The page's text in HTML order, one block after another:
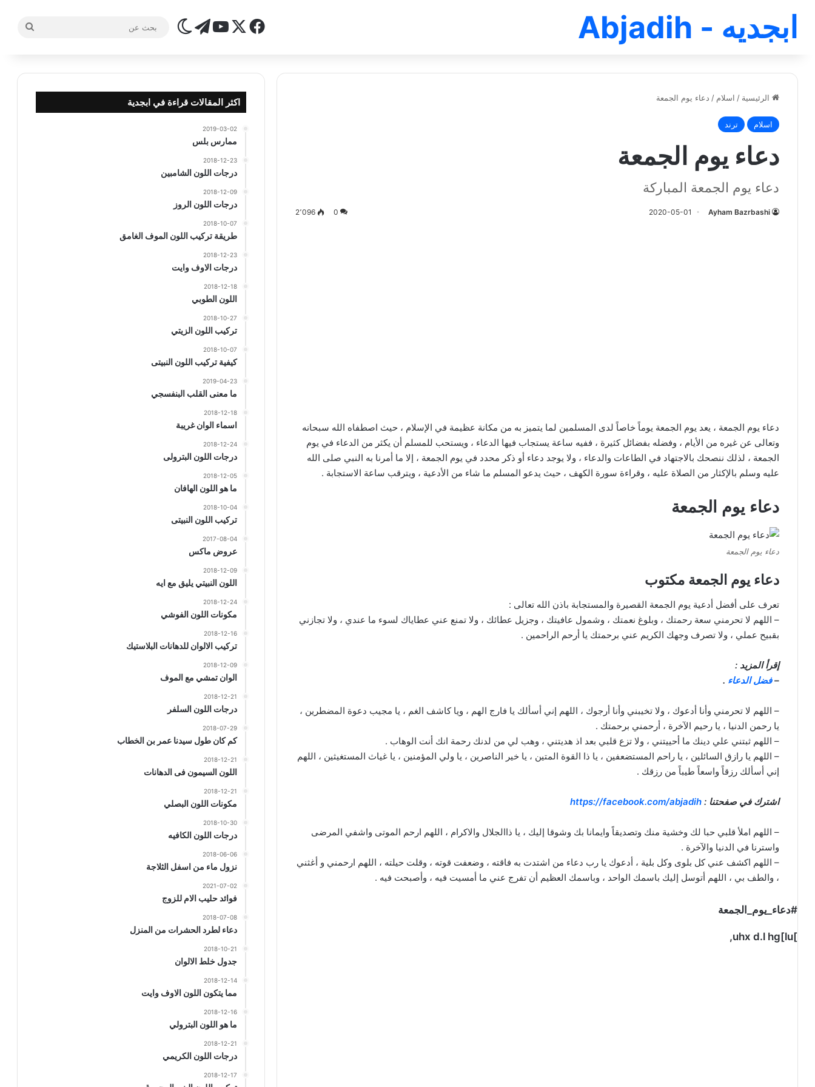
ابجديه - Abjadih فيسبوك
‫X
‫YouTube
تيلقرامالوضع المظلم
الرئيسية / اسلام / دعاء يوم الجمعة
اسلام ترند
دعاء يوم الجمعة
دعاء يوم الجمعة المباركة
Ayham Bazrbashi
2020-05-01
0 2٬096
دعاء يوم الجمعة ، يعد يوم الجمعة يوماً خاصاً لدى المسلمين لما يتميز به من مكانة عظيمة في الإسلام ، حيث اصطفاه الله سبحانه
وتعالى عن غيره من الأيام ، وفضله بفضائل كثيرة ، ففيه ساعة يستجاب فيها الدعاء ، ويستحب للمسلم أن يكثر من الدعاء في يوم
الجمعة ، لذلك ننصحك بالاجتهاد في الطاعات والدعاء ، ولا يوجد دعاء أو ذكر محدد في يوم الجمعة ، إلا ما أمرنا به النبي صلى الله
عليه وسلم بالإكثار من الصلاة عليه ، وقراءة سورة الكهف ، حيث يدعو المسلم ما شاء من الأدعية ، ويترقب ساعة الاستجابة .
دعاء يوم الجمعة
دعاء يوم الجمعة
دعاء يوم الجمعة مكتوب
تعرف على أفضل أدعية يوم الجمعة القصيرة والمستجابة باذن الله تعالى :
– اللهم لا تحرمني سعة رحمتك ، وبلوغ نعمتك ، وشمول عافيتك ، وجزيل عطائك ، ولا تمنع عني عطاياك لسوء ما عندي ، ولا تجازني
بقبيح عملي ، ولا تصرف وجهك الكريم عني برحمتك يا أرحم الراحمين .
إقرأ المزيد :
–فضل الدعاء .
– اللهم لا تحرمني وأنا أدعوك ، ولا تخيبني وأنا أرجوك ، اللهم إني أسألك يا فارج الهم ، ويا كاشف الغم ، يا مجيب دعوة المضطرين ،
يا رحمن الدنيا ، يا رحيم الآخرة ، أرحمني برحمتك .
– اللهم ثبتني علي دينك ما أحييتني ، ولا تزع قلبي بعد اذ هديتني ، وهب لي من لدنك رحمة انك أنت الوهاب .
– اللهم يا رازق السائلين ، يا راحم المستضعفين ، يا ذا القوة المتين ، يا خير الناصرين ، يا ولي المؤمنين ، يا غياث المستغيثين ، اللهم
إني أسألك رزقاً واسعاً طيباً من رزقك .
اشترك في صفحتنا :https://facebook.com/abjadih
– اللهم املأ قلبي حبا لك وخشية منك وتصديقاً وايمانا بك وشوقا إليك ، يا ذاالجلال والاكرام ، اللهم ارحم الموتى واشفي المرضى
واسترنا في الدنيا والآخرة .
– اللهم اكشف عني كل بلوى وكل بلية ، أدعوك يا رب دعاء من اشتدت به فاقته ، وضعفت قوته ، وقلت حيلته ، اللهم ارحمني و أغثني
، والطف بي ، اللهم أتوسل إليك باسمك الواحد ، وباسمك العظيم أن تفرج عني ما أمسيت فيه ، وأصبحت فيه .
#دعاء_يوم_الجمعة
]uhx d.l hg[lu,
اكثر المقالات قراءة في ابجدية
2019-03-02
ممارس بلس
2018-12-23
درجات اللون الشامبين
2018-12-09
درجات اللون الروز
2018-10-07
طريقة تركيب اللون الموف الغامق
2018-12-23
درجات الاوف وايت
2018-12-18
اللون الطوبي
2018-10-27
تركيب اللون الزيتي
2018-10-07
كيفية تركيب اللون النبيتى
2019-04-23
ما معنى القلب البنفسجي
2018-12-18
اسماء الوان غريبة
2018-12-24
درجات اللون البترولى
2018-12-05
ما هو اللون الهافان
2018-10-04
تركيب اللون النبيتى
2017-08-04
عروض ماكس
2018-12-09
اللون النبيتي يليق مع ايه
2018-12-24
مكونات اللون الفوشي
2018-12-16
تركيب الالوان للدهانات البلاستيك
2018-12-09
الوان تمشي مع الموف
2018-12-21
درجات اللون السلفر
2018-07-29
كم كان طول سيدنا عمر بن الخطاب
2018-12-21
اللون السيمون فى الدهانات
2018-12-21
مكونات اللون البصلي
2018-10-30
درجات اللون الكافيه
2018-06-06
نزول ماء من اسفل الثلاجة
2021-07-02
فوائد حليب الام للزوج
2018-07-08
دعاء لطرد الحشرات من المنزل
2018-10-21
جدول خلط الالوان
2018-12-14
مما يتكون اللون الاوف وايت
2018-12-16
ما هو اللون البترولي
2018-12-21
درجات اللون الكريمي
2018-12-17